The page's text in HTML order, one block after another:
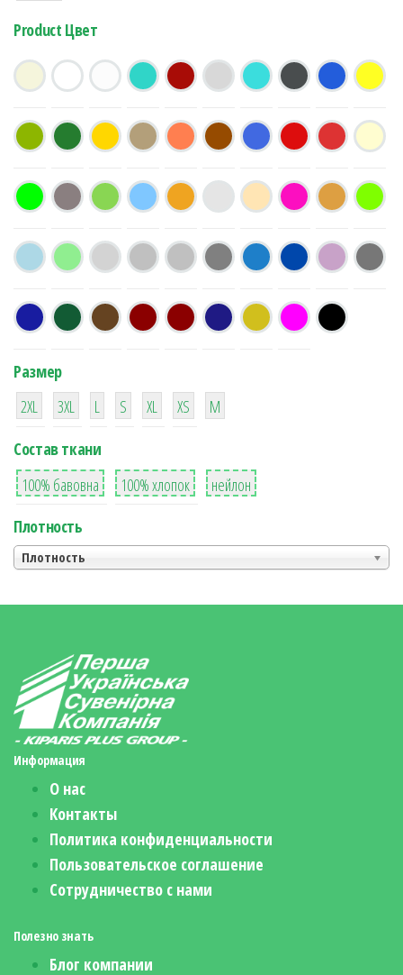
Product Цвет
Размер
38
2XL
16
3XL
42
L
42
S
42
XL XS
М
Состав ткани
8
100% бавовна
36
100% хлопок
2
нейлон
Плотность
Плотность
Информация
О нас
Контакты
Политика конфиденциальности
Пользовательское соглашение
Сотрудничество с нами
Полезно знать
Блог компании